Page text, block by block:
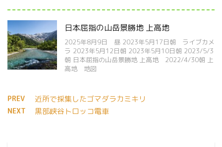
日本屈指の山岳景勝地 上高地
2025年8月9日 昼 2023年5月17日朝 ライブカメ
ラ 2023年5月12日朝 2023年5月10日朝 2023/5/3
朝 日本屈指の山岳景勝地 上高地 2022/4/30朝 上
高地 地図
PREV 近所で採集したゴマダラカミキリ
NEXT 黒部峡谷トロッコ電車